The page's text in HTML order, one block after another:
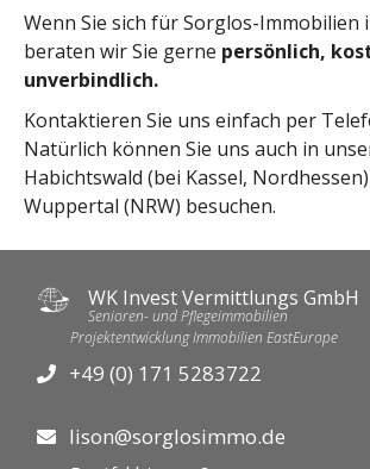
Wenn Sie sich für Sorglos-Immobilien
beraten wir Sie gerne persönlich,
unverbindlich.
Kontaktieren Sie uns einfach per
Natürlich können Sie uns auch in
Habichtswald (bei Kassel,
Wuppertal (NRW) besuchen.
WK Invest Vermittlungs GmbH
Senioren- und Pflegeimmobilien
Projektentwicklung Immobilien EastEurope
 +49 (0) 171 5283722
 lison@sorglosimmo.de